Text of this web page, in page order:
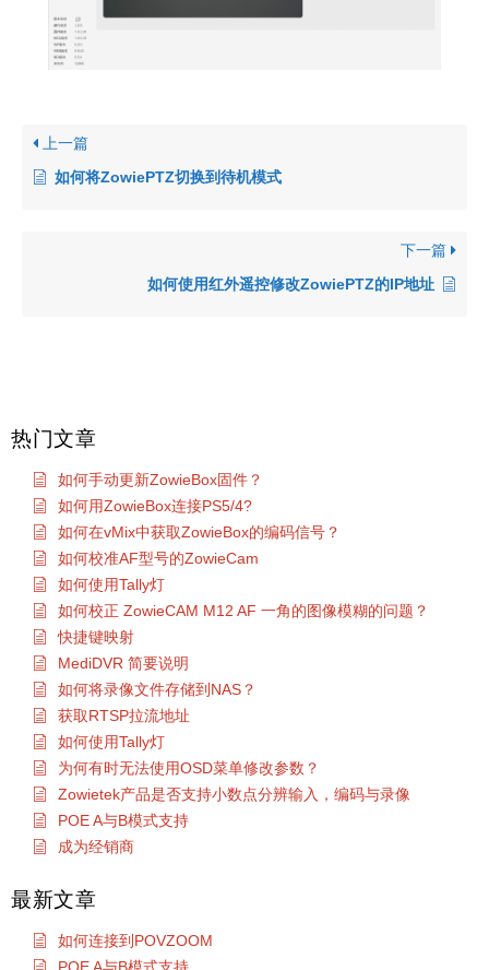
上一篇
如何将ZowiePTZ切换到待机模式
下一篇
如何使用红外遥控修改ZowiePTZ的IP地址
热门文章
如何手动更新ZowieBox固件？
如何用ZowieBox连接PS5/4?
如何在vMix中获取ZowieBox的编码信号？
如何校准AF型号的ZowieCam
如何使用Tally灯
如何校正 ZowieCAM M12 AF 一角的图像模糊的问题？
快捷键映射
MediDVR 简要说明
如何将录像文件存储到NAS？
获取RTSP拉流地址
如何使用Tally灯
为何有时无法使用OSD菜单修改参数？
Zowietek产品是否支持小数点分辨输入，编码与录像
POE A与B模式支持
成为经销商
最新文章
如何连接到POVZOOM